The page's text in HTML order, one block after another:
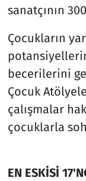
sanatçının
Çocukların
becerilerini
Çocuk
çalışmalar
çocuklarla
EN ESKİSİ